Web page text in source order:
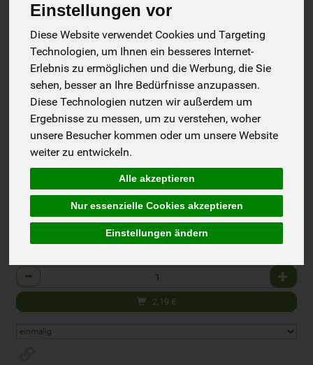
Einstellungen vor
Diese Website verwendet Cookies und Targeting
Technologien, um Ihnen ein besseres Internet-
Erlebnis zu ermöglichen und die Werbung, die Sie
sehen, besser an Ihre Bedürfnisse anzupassen.
Diese Technologien nutzen wir außerdem um
Ergebnisse zu messen, um zu verstehen, woher
unsere Besucher kommen oder um unsere Website
weiter zu entwickeln.
Alle akzeptieren
Nur essenzielle Cookies akzeptieren
Einstellungen ändern
2,19 € * / 500 g
1 * 500 g (4,38 € / Kilogramm)
500 g
Anzahl
2,19 €